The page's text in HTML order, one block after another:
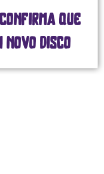
que
disco